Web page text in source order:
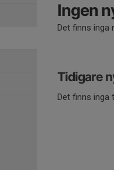
Ingen
Det finns inga
Tidigare
Det finns inga